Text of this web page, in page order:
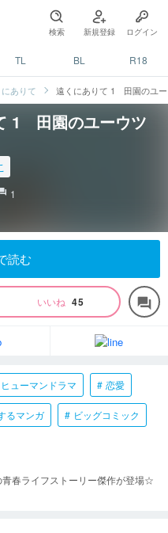
検索 新規登録 ログイン
TL BL R18
ありて 遠くにありて 1 田園のユ
1 田園のユーウツ
1
読む
いいね 45 forum
ヒューマンドラマ 恋愛
るマンガ ビッグコミック
春ライフストーリー傑作が登場☆